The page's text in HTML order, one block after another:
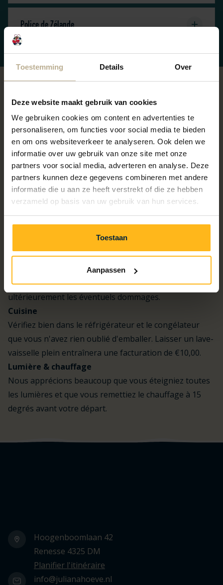
Toestemming Details Over
Deze website maakt gebruik van cookies
We gebruiken cookies om content en advertenties te
personaliseren, om functies voor social media te bieden
en om ons websiteverkeer te analyseren. Ook delen we
informatie over uw gebruik van onze site met onze
partners voor social media, adverteren en analyse. Deze
partners kunnen deze gegevens combineren met andere
informatie die u aan ze heeft verstrekt of die ze hebben
verzameld op basis van uw gebruik van hun services.
Toestaan
Aanpassen
Police de Zélande
Départ
Nous vous demandons aimablement de laisser le chalet
propre (balayé) et de vider toutes les poubelles. Vous
pouvez déposer les déchets au centre de tri.
Packs de serviettes et draps
Si vous avez loué des serviettes et/ou des draps,
pourriez-vous défaire les lits au moment du départ et
rassembler le tout dans la salle de bain? Si le linge de lit
n'est pas défait après le départ, €10,00 seront facturés.
Quelque chose de cassé?
Avez-vous remarqué un défaut ou quelque chose qui
n'est plus tout à fait en ordre, merci de le signaler à la
réception. Nous nous réservons le droit de facturer
ultérieurement les éventuels dommages.
Cuisine
Vérifiez bien dans le réfrigérateur et le congélateur
que vous n'avez rien oublié d'emballer. Laisser un lave-
vaisselle plein entraînera une facturation de €10,00.
Lumière & chauffage
Nous apprécions beaucoup que vous éteigniez toutes
les lumières et que vous remettiez le chauffage à 15
degrés avant votre départ.
Hoogenboomlaan 42
Renesse 4325 DM
Planifier l'itinéraire
info@julianahoeve.nl